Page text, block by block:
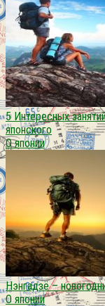
5 Интересных
японского
О японии
Нэнгадзё –
О японии